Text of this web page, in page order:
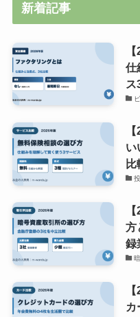
新着記事
仕
ス
い
比
方
録
カ